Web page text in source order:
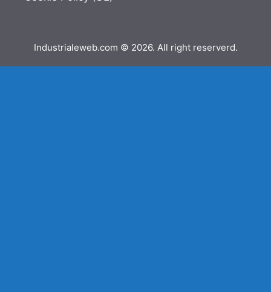
Industrialeweb.com © 2026. All right reserverd.